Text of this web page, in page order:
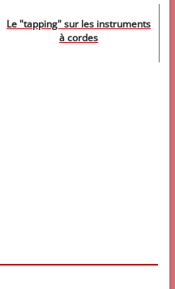
Le "tapping" sur les instruments
à cordes